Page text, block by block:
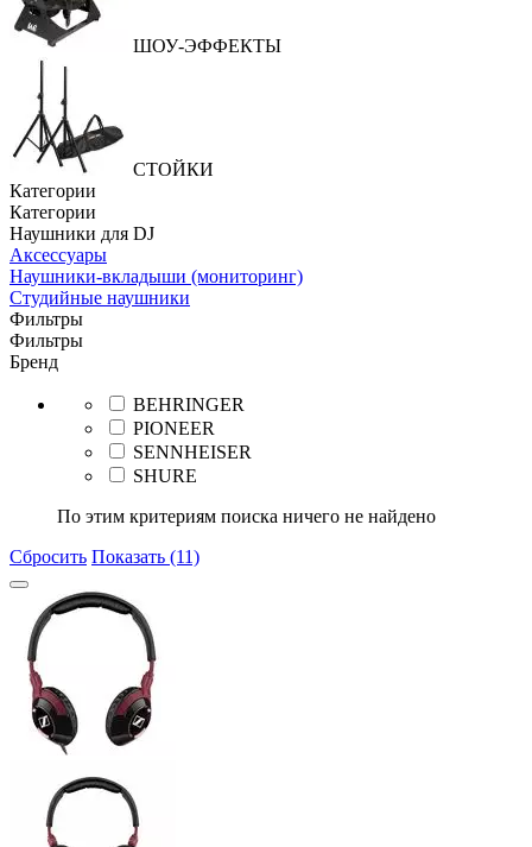
ШОУ-ЭФФЕКТЫ
СТОЙКИ
Категории
Категории
Наушники для DJ
Аксессуары
Наушники-вкладыши (мониторинг)
Студийные наушники
Фильтры
Фильтры
Бренд
BEHRINGER
PIONEER
SENNHEISER
SHURE
По этим критериям поиска ничего не найдено
Сбросить Показать (11)